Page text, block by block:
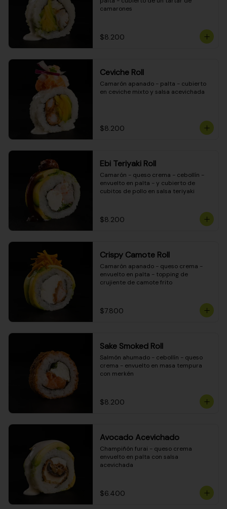
camarones
$8.200
Ceviche Roll
Camarón apanado - palta - cubierto
en ceviche mixto y salsa acevichada
$8.200
Ebi Teriyaki Roll
Camarón - queso crema - cebollín -
envuelto en palta - y cubierto de
cubitos de pollo en salsa teriyaki
$8.200
Crispy Camote Roll
Camarón apanado - queso crema -
envuelto en palta - topping de
crujiente de camote frito
$7.800
Sake Smoked Roll
Salmón ahumado - cebollín - queso
crema - envuelto en masa tempura
con merkén
$8.200
Avocado Acevichado
Champiñón furai - queso crema
envuelto en palta con salsa
acevichada
$6.400